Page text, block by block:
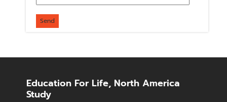
Education For Life, North America
Study